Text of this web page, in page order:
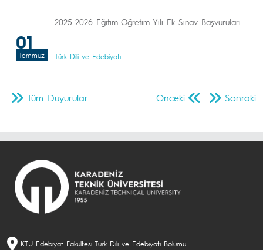
01
Temmuz
2025-2026 Eğitim-Öğretim Yılı Ek Sınav Başvuruları
Türk Dili ve Edebiyatı
Önceki Sonraki
Tüm Duyurular
KTÜ Edebiyat Fakültesi Türk Dili ve Edebiyatı Bölümü